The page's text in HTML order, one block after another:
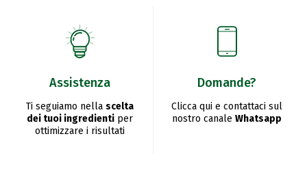
Assistenza
Ti seguiamo nella scelta
dei tuoi ingredienti per
ottimizzare i risultati
Domande?
Clicca qui e contattaci sul
nostro canale Whatsapp